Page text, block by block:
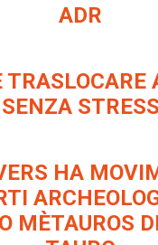
ADR
TRASLOCARE
SENZA STRESS
HA
MÈTAUROS